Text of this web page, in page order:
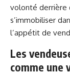
volonté derrière
s’immobiliser
l’appétit de
Les
comme une